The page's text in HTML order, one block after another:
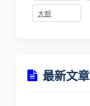
大额
最新文章